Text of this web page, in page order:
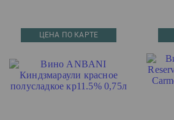
ЦЕНА ПО КАРТЕ